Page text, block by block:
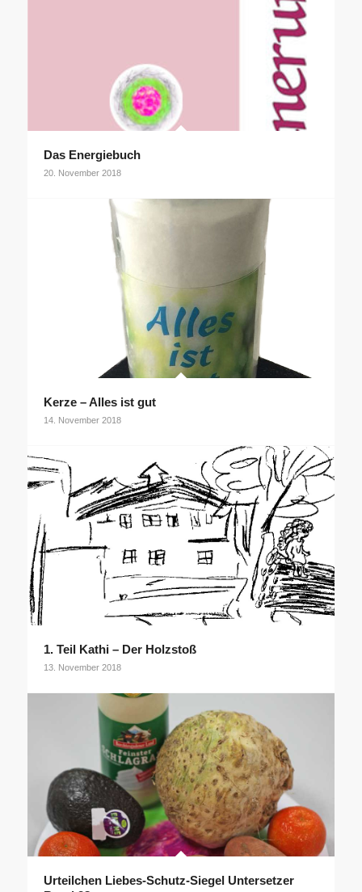
Das Energiebuch
20. November 2018
Kerze – Alles ist gut
14. November 2018
1. Teil Kathi – Der Holzstoß
13. November 2018
Urteilchen Liebes-Schutz-Siegel Untersetzer